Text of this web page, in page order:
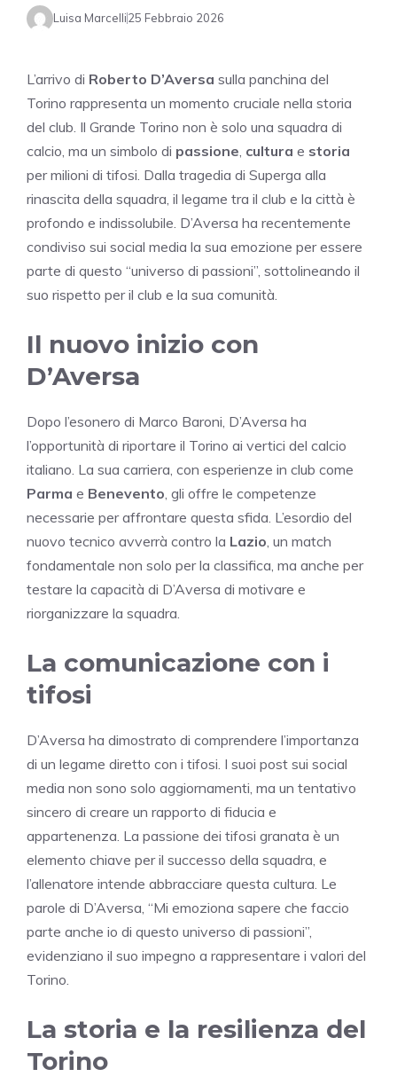
Luisa Marcelli25 Febbraio 2026
L’arrivo di Roberto D’Aversa sulla panchina del
Torino rappresenta un momento cruciale nella storia
del club. Il Grande Torino non è solo una squadra di
calcio, ma un simbolo di passione cultura e storia
per milioni di tifosi. Dalla tragedia di Superga alla
rinascita della squadra, il legame tra il club e la città è
profondo e indissolubile. D’Aversa ha recentemente
condiviso sui social media la sua emozione per essere
parte di questo “universo di passioni”, sottolineando il
suo rispetto per il club e la sua comunità.
Il nuovo inizio con
D’Aversa
Dopo l’esonero di Marco Baroni, D’Aversa ha
l’opportunità di riportare il Torino ai vertici del calcio
italiano. La sua carriera, con esperienze in club come
Parma e Benevento , gli offre le competenze
necessarie per affrontare questa sfida. L’esordio del
nuovo tecnico avverrà contro la Lazio , un match
fondamentale non solo per la classifica, ma anche per
testare la capacità di D’Aversa di motivare e
riorganizzare la squadra.
La comunicazione con i
tifosi
D’Aversa ha dimostrato di comprendere l’importanza
di un legame diretto con i tifosi. I suoi post sui social
media non sono solo aggiornamenti, ma un tentativo
sincero di creare un rapporto di fiducia e
appartenenza. La passione dei tifosi granata è un
elemento chiave per il successo della squadra, e
l’allenatore intende abbracciare questa cultura. Le
parole di D’Aversa, “Mi emoziona sapere che faccio
parte anche io di questo universo di passioni”,
evidenziano il suo impegno a rappresentare i valori del
Torino.
La storia e la resilienza del
Torino